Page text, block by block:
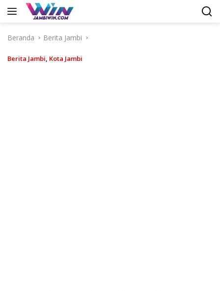
Langsung
Beranda
Berita Jambi
Berita Jambi, Kota Jambi